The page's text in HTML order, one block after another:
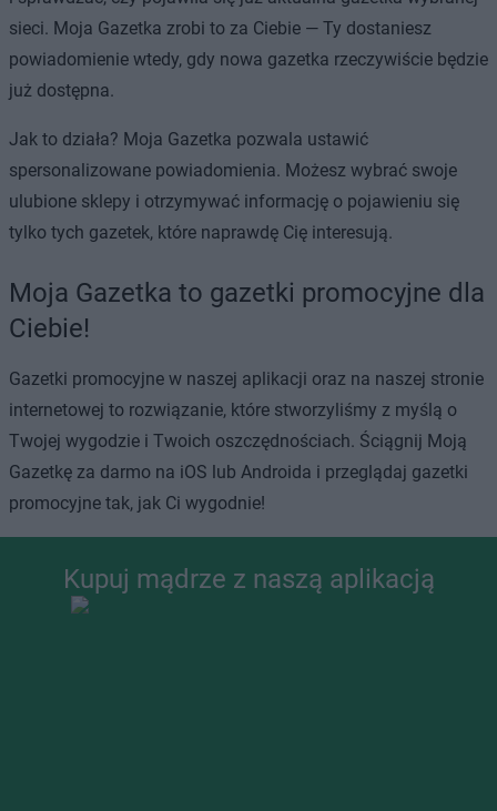
sieci. Moja Gazetka zrobi to za Ciebie — Ty dostaniesz
powiadomienie wtedy, gdy nowa gazetka rzeczywiście będzie
już dostępna.
Jak to działa? Moja Gazetka pozwala ustawić
spersonalizowane powiadomienia. Możesz wybrać swoje
ulubione sklepy i otrzymywać informację o pojawieniu się
tylko tych gazetek, które naprawdę Cię interesują.
Moja Gazetka to gazetki promocyjne dla
Ciebie!
Gazetki promocyjne w naszej aplikacji oraz na naszej stronie
internetowej to rozwiązanie, które stworzyliśmy z myślą o
Twojej wygodzie i Twoich oszczędnościach. Ściągnij Moją
Gazetkę za darmo na iOS lub Androida i przeglądaj gazetki
promocyjne tak, jak Ci wygodnie!
Kupuj mądrze z naszą aplikacją